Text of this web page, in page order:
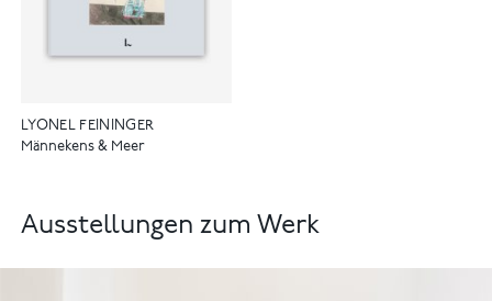
LYONEL FEININGER
Männekens & Meer
Ausstellungen zum Werk